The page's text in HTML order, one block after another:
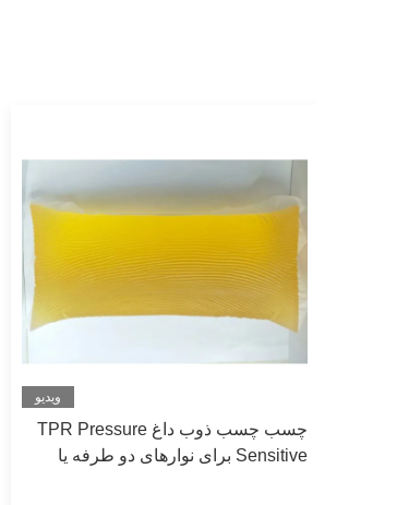
ویدیو
چسب چسب ذوب داغ TPR Pressure
Sensitive برای نوارهای دو طرفه یا